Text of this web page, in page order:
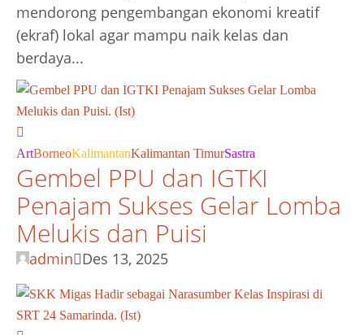
mendorong pengembangan ekonomi kreatif
(ekraf) lokal agar mampu naik kelas dan
berdaya...
ArtBorneoKalimantanKalimantan TimurSastra
Gembel PPU dan IGTKI
Penajam Sukses Gelar Lomba
Melukis dan Puisi
admin Des 13, 2025